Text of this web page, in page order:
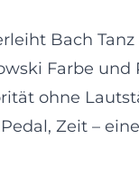
Bach
Farbe
ohne
Zeit –